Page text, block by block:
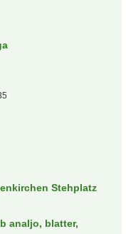
Stehplatz
analjo, blatter,